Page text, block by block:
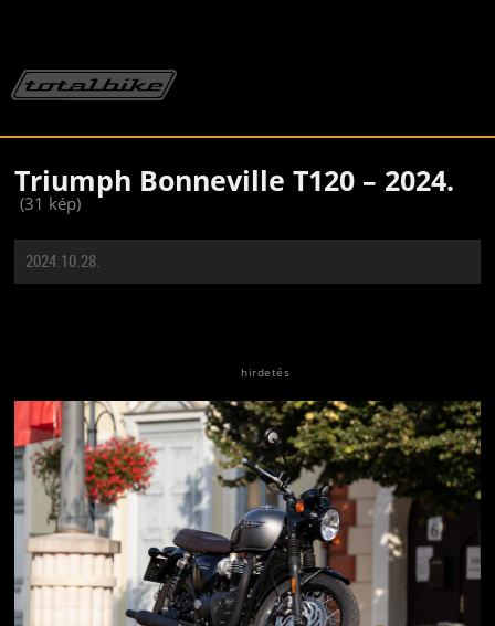
Triumph Bonneville T120 – 2024.
(31 kép)
2024.10.28.
Jön még kép!